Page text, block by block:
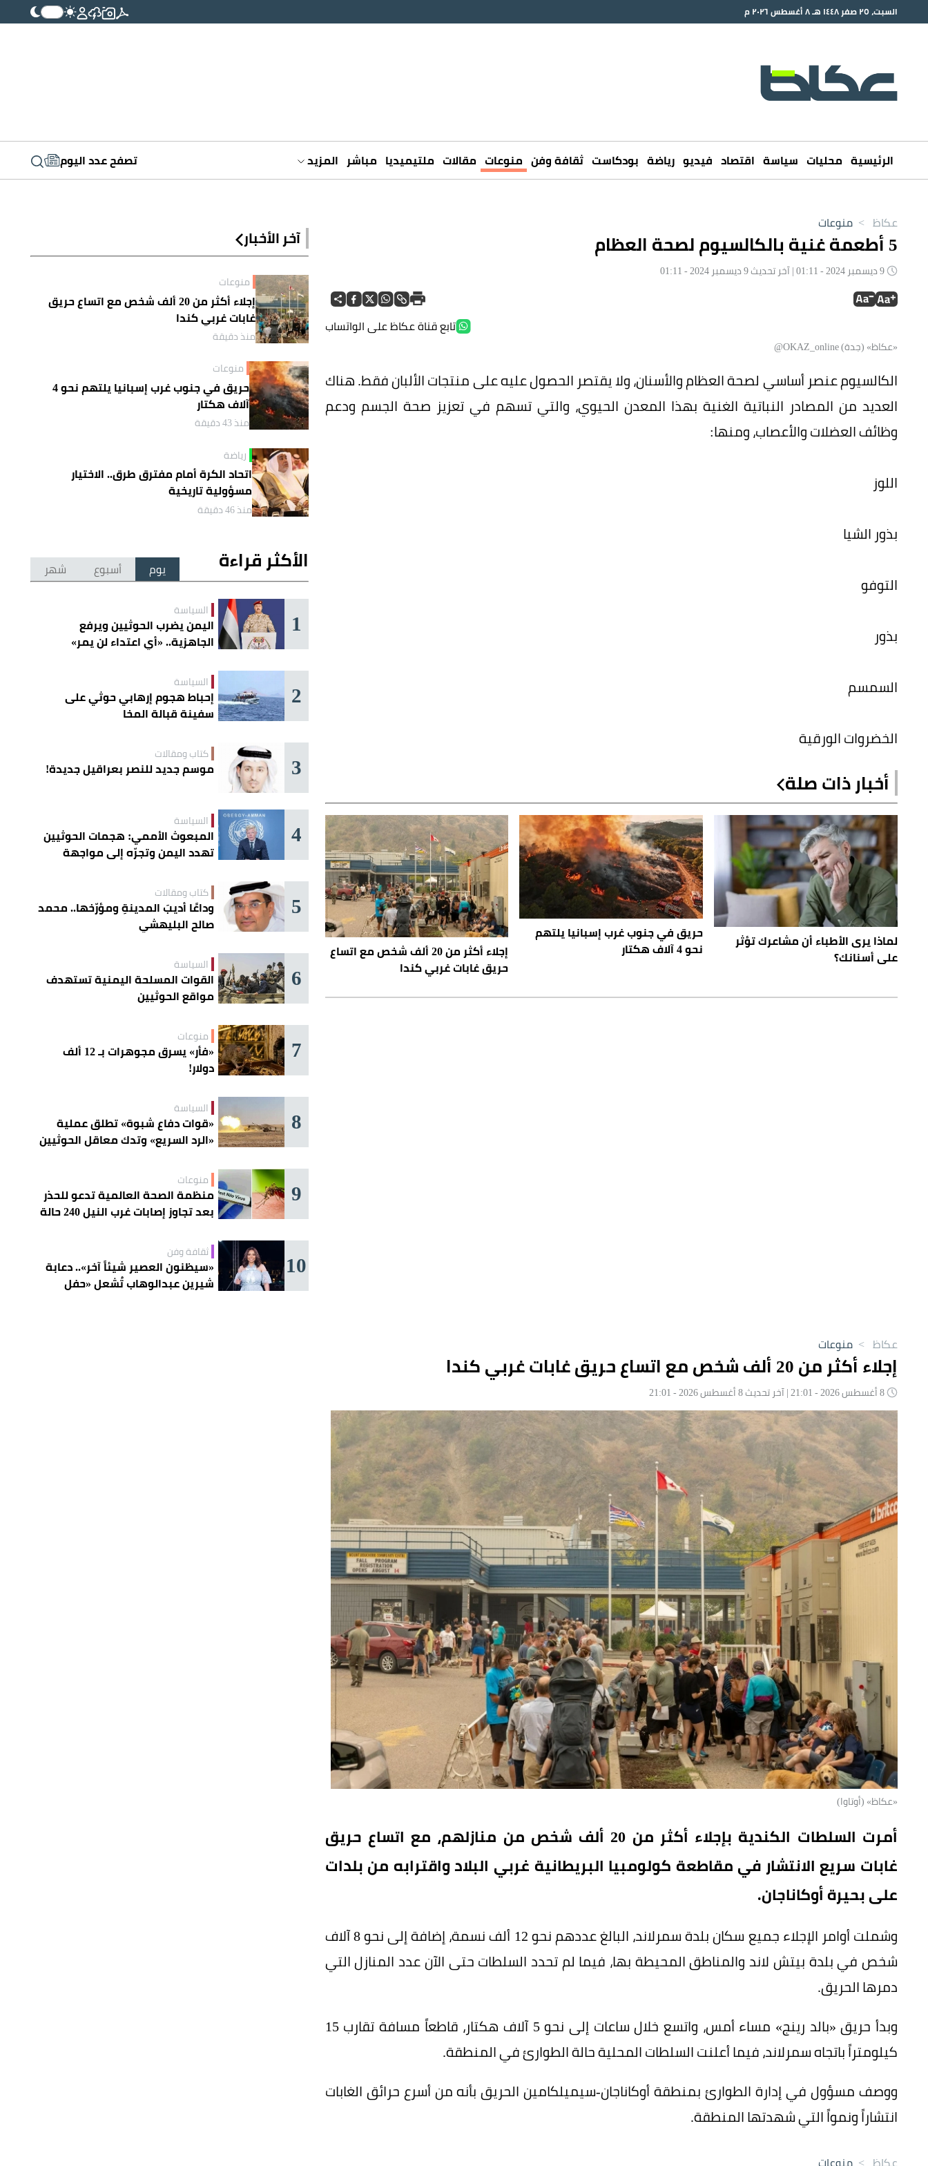
السبت، ٢٥ صفر ١٤٤٨ هـ ٨ أغسطس ٢٠٢٦ م
الرئيسية محليات سياسة اقتصاد فيديو رياضة بودكاست ثقافة وفن منوعات مقالات ملتيميديا مباشر المزيد تصفح عدد اليوم
عكاظ > منوعات
5 أطعمة غنية بالكالسيوم لصحة العظام
تابع قناة عكاظ على الواتساب
«عكاظ» (جدة) OKAZ_online@
الكالسيوم عنصر أساسي لصحة العظام والأسنان، ولا يقتصر الحصول عليه على منتجات الألبان فقط. هناك
العديد من المصادر النباتية الغنية بهذا المعدن الحيوي، والتي تسهم في تعزيز صحة الجسم ودعم
وظائف العضلات والأعصاب، ومنها:
اللوز
بذور الشيا
التوفو
بذور
السمسم
الخضروات الورقية
أخبار ذات صلة
لماذا يرى الأطباء أن مشاعرك تؤثر
على أسنانك؟
حريق في جنوب غرب إسبانيا يلتهم
نحو 4 آلاف هكتار
إجلاء أكثر من 20 ألف شخص مع اتساع
حريق غابات غربي كندا
آخر الأخبار
منوعات
إجلاء أكثر من 20 ألف شخص مع اتساع حريق
غابات غربي كندا
منذ دقيقة
منوعات
حريق في جنوب غرب إسبانيا يلتهم نحو 4
آلاف هكتار
منذ 43 دقيقة
رياضة
اتحاد الكرة أمام مفترق طرق.. الاختيار
مسؤولية تاريخية
منذ 46 دقيقة
الأكثر قراءة يوم أسبوع شهر
1 السياسة
اليمن يضرب الحوثيين ويرفع
الجاهزية.. «أي اعتداء لن يمر»
2 السياسة
إحباط هجوم إرهابي حوثي على
سفينة قبالة المخا
3 كتاب ومقالات
موسم جديد للنصر بعراقيل جديدة!
4 السياسة
المبعوث الأممي: هجمات الحوثيين
تهدد اليمن وتجرّه إلى مواجهة
5 كتاب ومقالات
وداعًا أديبَ المدينةِ ومؤرّخها.. محمد
صالح البليهشي
6 السياسة
القوات المسلحة اليمنية تستهدف
مواقع الحوثيين
7 منوعات
«فأر» يسرق مجوهرات بـ 12 ألف
دولار!
8 السياسة
«قوات دفاع شبوة» تطلق عملية
«الرد السريع» وتدك معاقل الحوثيين
9 منوعات
منظمة الصحة العالمية تدعو للحذر
بعد تجاوز إصابات غرب النيل 240 حالة
10 ثقافة وفن
«سيظنون العصير شيئاً آخر».. دعابة
شيرين عبدالوهاب تُشعل «حفل
عكاظ > منوعات
إجلاء أكثر من 20 ألف شخص مع اتساع حريق غابات غربي كندا
«عكاظ» (أوتاوا)
أمرت السلطات الكندية بإجلاء أكثر من 20 ألف شخص من منازلهم، مع اتساع حريق
غابات سريع الانتشار في مقاطعة كولومبيا البريطانية غربي البلاد واقترابه من بلدات
على بحيرة أوكاناجان.
وشملت أوامر الإجلاء جميع سكان بلدة سمرلاند، البالغ عددهم نحو 12 ألف نسمة، إضافة إلى نحو 8 آلاف
شخص في بلدة بيتش لاند والمناطق المحيطة بها، فيما لم تحدد السلطات حتى الآن عدد المنازل التي
دمرها الحريق.
وبدأ حريق «بالد رينج» مساء أمس، واتسع خلال ساعات إلى نحو 5 آلاف هكتار، قاطعاً مسافة تقارب 15
كيلومتراً باتجاه سمرلاند، فيما أعلنت السلطات المحلية حالة الطوارئ في المنطقة.
ووصف مسؤول في إدارة الطوارئ بمنطقة أوكاناجان-سيميلكامين الحريق بأنه من أسرع حرائق الغابات
انتشاراً ونمواً التي شهدتها المنطقة.